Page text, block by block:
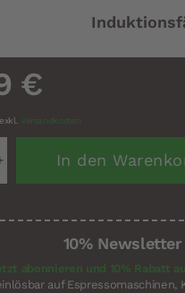
€
exkl. Versandkosten
In den
10%
abonnieren und 10% Rabatt
auf Espressomaschinen,